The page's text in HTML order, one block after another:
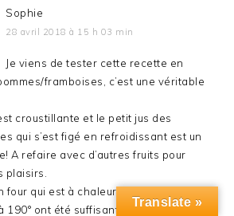
Sophie
28 avril 2018 à 15 h 03 min
Je viens de tester cette recette en
framboises, c’est une véritable
croustillante et le petit jus des
qui s’est figé en refroidissant est un
A refaire avec d’autres fruits pour
plaisirs.
four qui est à chaleur tournante 35
190° ont été suffisantes.
Translate »